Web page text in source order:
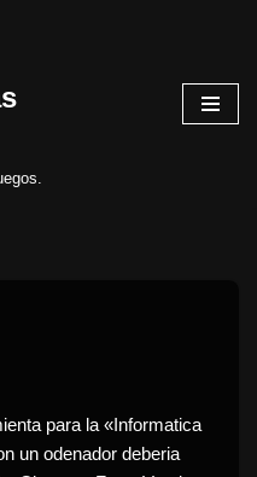
para la «Informatica
un odenador deberia